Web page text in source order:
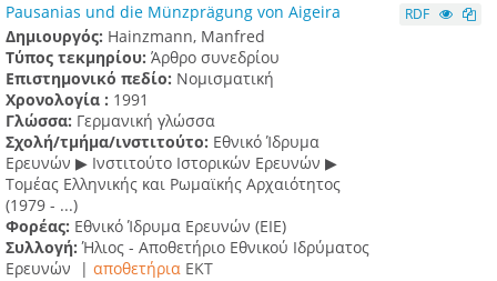
Pausanias und die Münzprägung von Aigeira
Δημιουργός: Hainzmann, Manfred
Τύπος τεκμηρίου: Άρθρο συνεδρίου
Επιστημονικό πεδίο: Νομισματική
Χρονολογία : 1991
Γλώσσα: Γερμανική γλώσσα
Σχολή/τμήμα/ινστιτούτο: Εθνικό Ίδρυμα
Ερευνών ▶ Ινστιτούτο Ιστορικών Ερευνών ▶
Τομέας Ελληνικής και Ρωμαϊκής Αρχαιότητος
(1979 - ...)
Φορέας: Εθνικό Ίδρυμα Ερευνών (ΕΙΕ)
Συλλογή:Ήλιος - Αποθετήριο Εθνικού Ιδρύματος
Ερευνών | αποθετήρια EKT
RDF